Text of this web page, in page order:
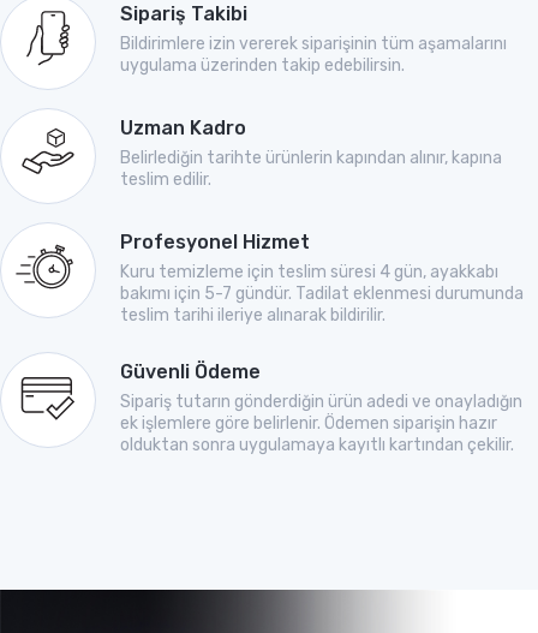
Sipariş Takibi
Bildirimlere izin vererek siparişinin tüm aşamalarını
uygulama üzerinden takip edebilirsin.
Uzman Kadro
Belirlediğin tarihte ürünlerin kapından alınır, kapına
teslim edilir.
Profesyonel Hizmet
Kuru temizleme için teslim süresi 4 gün, ayakkabı
bakımı için 5-7 gündür. Tadilat eklenmesi durumunda
teslim tarihi ileriye alınarak bildirilir.
Güvenli Ödeme
Sipariş tutarın gönderdiğin ürün adedi ve onayladığın
ek işlemlere göre belirlenir. Ödemen siparişin hazır
olduktan sonra uygulamaya kayıtlı kartından çekilir.